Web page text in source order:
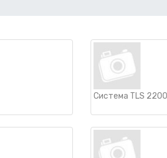
Система TLS 2200